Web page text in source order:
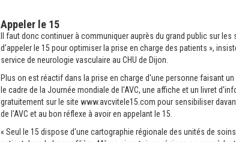
Appeler le 15
Il faut donc continuer à communiquer auprès du grand public sur
d'appeler le 15 pour optimiser la prise en charge des patients »,
service de neurologie vasculaire au CHU de Dijon.
Plus on est réactif dans la prise en charge d'une personne faisant
le cadre de la Journée mondiale de l'AVC, une affiche et un livret
gratuitement sur le site www.avcvitele15.com pour sensibiliser
de l'AVC et au bon réflexe à avoir en appelant le 15.
« Seul le 15 dispose d'une cartographie régionale des unités de